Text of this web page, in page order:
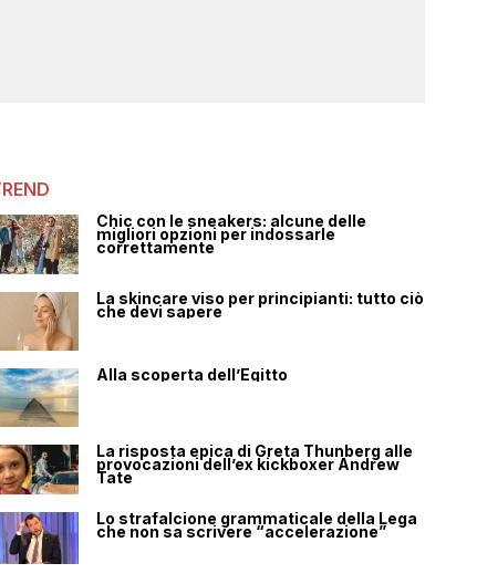
Chic con le sneakers: alcune delle
migliori opzioni per indossarle
correttamente
La skincare viso per principianti: tutto ciò
che devi sapere
Alla scoperta dell’Egitto
La risposta epica di Greta Thunberg alle
provocazioni dell’ex kickboxer Andrew
Tate
Lo strafalcione grammaticale della Lega
che non sa scrivere “accelerazione”